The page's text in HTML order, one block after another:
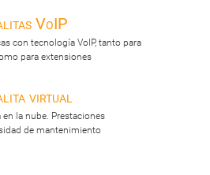
VoIP
con tecnología VoIP, tanto para
para extensiones
virtual
la nube. Prestaciones
de mantenimiento